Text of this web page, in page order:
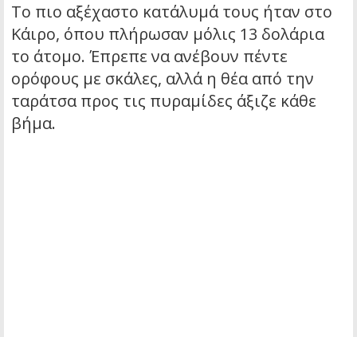
Το πιο αξέχαστο κατάλυμά τους ήταν στο
Κάιρο, όπου πλήρωσαν μόλις 13 δολάρια
το άτομο. Έπρεπε να ανέβουν πέντε
ορόφους με σκάλες, αλλά η θέα από την
ταράτσα προς τις πυραμίδες άξιζε κάθε
βήμα.